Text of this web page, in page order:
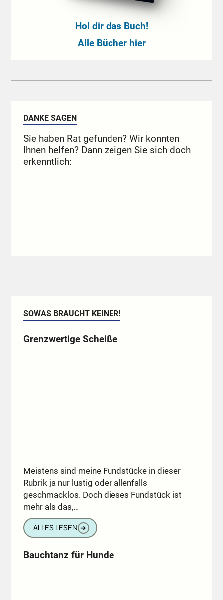
Hol dir das Buch!
Alle Bücher hier
DANKE SAGEN
Sie haben Rat gefunden? Wir konnten
Ihnen helfen? Dann zeigen Sie sich doch
erkenntlich:
SOWAS BRAUCHT KEINER!
Grenzwertige Scheiße
Meistens sind meine Fundstücke in dieser
Rubrik ja nur lustig oder allenfalls
geschmacklos. Doch dieses Fundstück ist
mehr als das,…
ALLES LESEN ➔
Bauchtanz für Hunde